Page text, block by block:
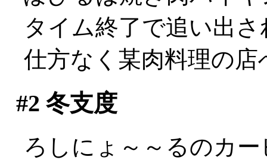
タイム終了で追い出さ
仕方なく某肉料理の
#2 冬支度
ろしにょ～～るのカ